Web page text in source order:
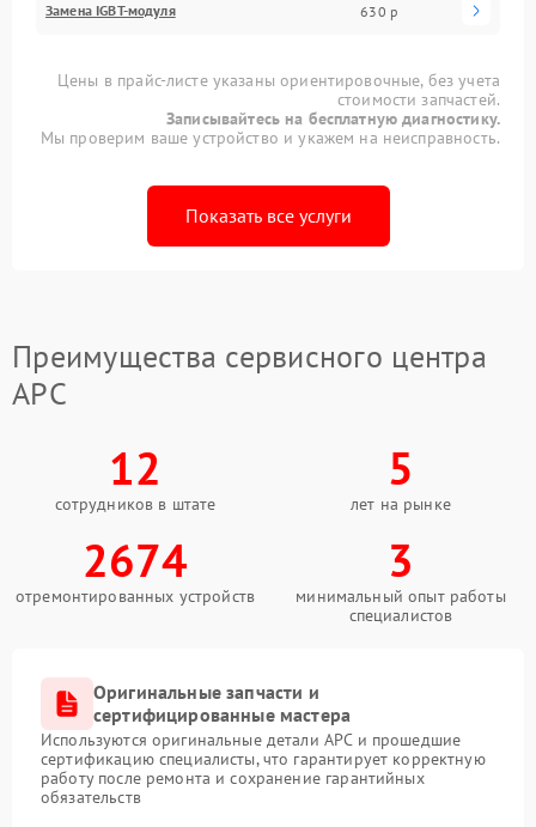
Замена IGBT-модуля 630 р
Цены в прайс-листе указаны ориентировочные, без учета
стоимости запчастей.
Записывайтесь на бесплатную диагностику.
Мы проверим ваше устройство и укажем на неисправность.
Показать все услуги
Преимущества сервисного центра
APC
12
сотрудников в штате
5
лет на рынке
2674
отремонтированных устройств
3
минимальный опыт работы
специалистов
Оригинальные запчасти и
сертифицированные мастера
Используются оригинальные детали APC и прошедшие
сертификацию специалисты, что гарантирует корректную
работу после ремонта и сохранение гарантийных
обязательств